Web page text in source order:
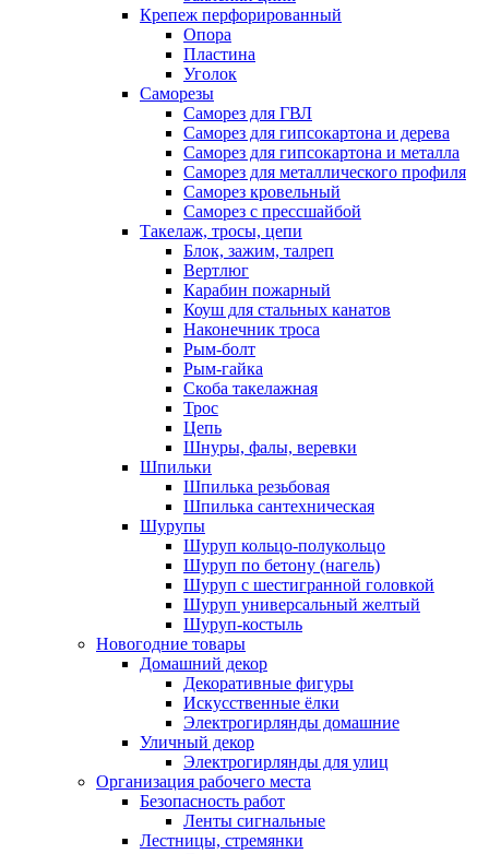
Крепеж перфорированный
Опора
Пластина
Уголок
Саморезы
Саморез для ГВЛ
Саморез для гипсокартона и дерева
Саморез для гипсокартона и металла
Саморез для металлического профиля
Саморез кровельный
Саморез с прессшайбой
Такелаж, тросы, цепи
Блок, зажим, талреп
Вертлюг
Карабин пожарный
Коуш для стальных канатов
Наконечник троса
Рым-болт
Рым-гайка
Скоба такелажная
Трос
Цепь
Шнуры, фалы, веревки
Шпильки
Шпилька резьбовая
Шпилька сантехническая
Шурупы
Шуруп кольцо-полукольцо
Шуруп по бетону (нагель)
Шуруп с шестигранной головкой
Шуруп универсальный желтый
Шуруп-костыль
Новогодние товары
Домашний декор
Декоративные фигуры
Искусственные ёлки
Электрогирлянды домашние
Уличный декор
Электрогирлянды для улиц
Организация рабочего места
Безопасность работ
Ленты сигнальные
Лестницы, стремянки